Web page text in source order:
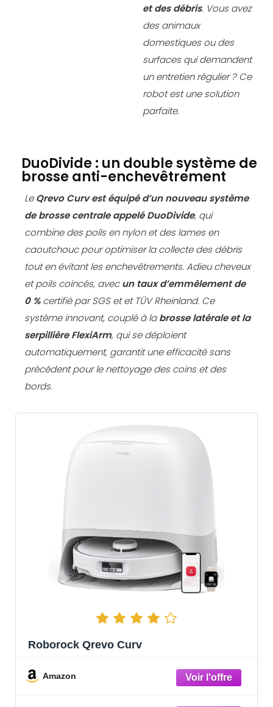
et des débris. Vous avez
des animaux
domestiques ou des
surfaces qui demandent
un entretien régulier ? Ce
robot est une solution
parfaite.
DuoDivide : un double système de
brosse anti-enchevêtrement
LeQrevo Curv est équipé d’un nouveau système
de brosse centrale appelé DuoDivide, qui
combine des poils en nylon et des lames en
caoutchouc pour optimiser la collecte des débris
tout en évitant les enchevêtrements. Adieu cheveux
et poils coincés, avecun taux d’emmêlement de
0 %certifié par SGS et et TÜV Rheinland. Ce
système innovant, couplé à labrosse latérale et la
serpillièreFlexiArm, qui se déploient
automatiquement, garantit une efficacité sans
précédent pour le nettoyage des coins et des
bords.
Roborock Qrevo Curv
Amazon